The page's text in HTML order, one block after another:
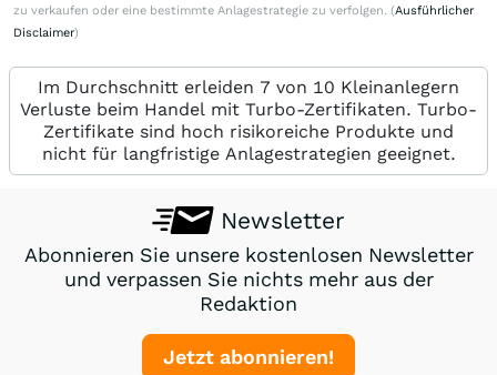
zu verkaufen oder eine bestimmte Anlagestrategie zu verfolgen. (Ausführlicher
Disclaimer)
Im Durchschnitt erleiden 7 von 10 Kleinanlegern
Verluste beim Handel mit Turbo-Zertifikaten. Turbo-
Zertifikate sind hoch risikoreiche Produkte und
nicht für langfristige Anlagestrategien geeignet.
Newsletter
Abonnieren Sie unsere kostenlosen Newsletter
und verpassen Sie nichts mehr aus der
Redaktion
Jetzt abonnieren!